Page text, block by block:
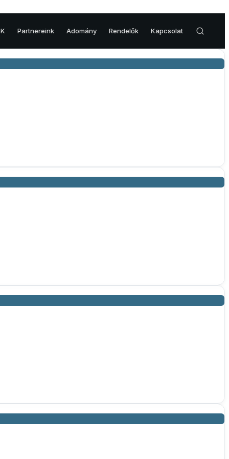
VESE & HÓLYAG
Partnereink Adomány Rendelők Kapcsolat